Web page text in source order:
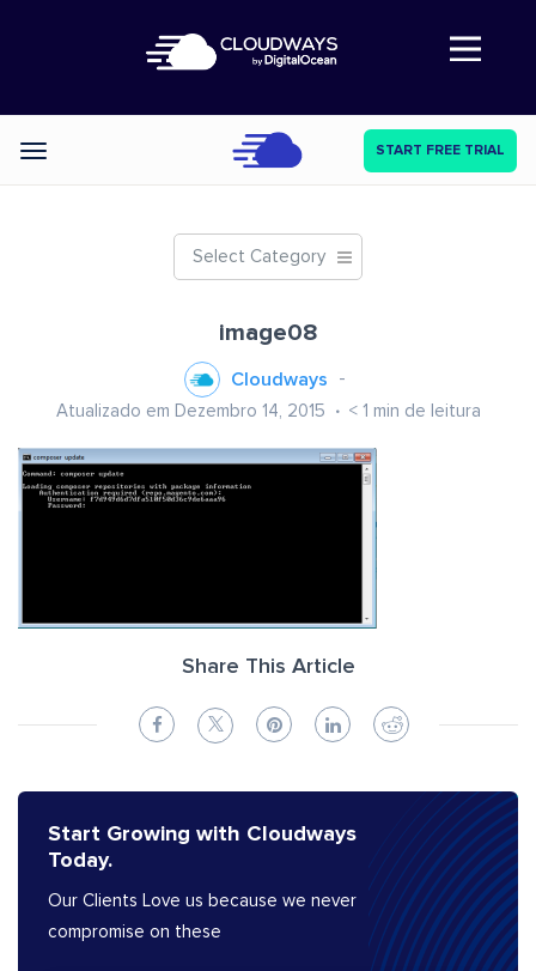
Abre a navegação
Categories START FREE TRIAL
Select Category
image08
Cloudways
Atualizado em Dezembro 14, 2015 < 1 min de leitura
Share This Article
Start Growing with Cloudways
Today.
Our Clients Love us because we never
compromise on these